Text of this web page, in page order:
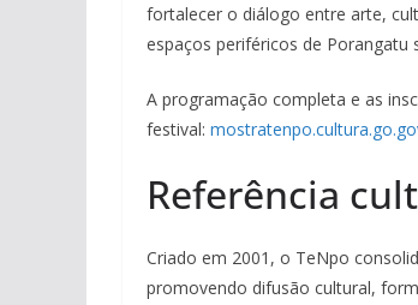
fortalecer o diálogo entre arte,
espaços periféricos de
A programação completa e as
festival:
Referência
Criado em 2001, o TeNpo
promovendo difusão cultural,